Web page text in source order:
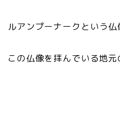
ルアンプーナークという仏
この仏像を拝んでいる地元